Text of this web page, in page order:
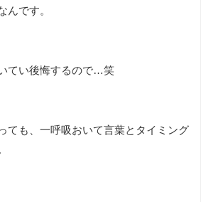
んです。
てい後悔するので…笑
ても、一呼吸おいて言葉とタイミング